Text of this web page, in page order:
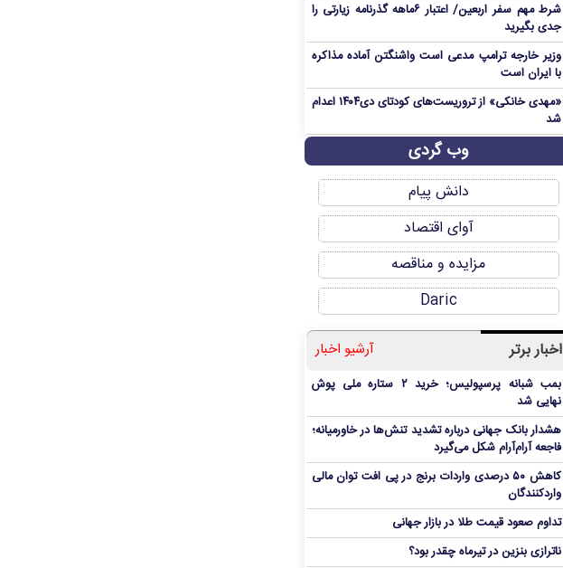
شرط مهم سفر اربعین/ اعتبار ۶ماهه گذرنامه زیارتی را
جدی بگیرید
وزیر خارجه ترامپ مدعی است واشنگتن آماده مذاکره
با ایران است
«مهدی خانکی» از تروریست‌های کودتای دی۱۴۰۴ اعدام
شد
وب گردی
دانش پیام
آوای اقتصاد
مزایده و مناقصه
Daric
اخبار برتر آرشیو اخبار
بمب شبانه پرسپولیس؛ خرید ۲ ستاره ملی پوش
نهایی شد
هشدار بانک جهانی درباره تشدید تنش‌ها در خاورمیانه؛
فاجعه آرام‌آرام شکل می‌گیرد
کاهش ۵۰ درصدی واردات برنج در پی افت توان مالی
واردکنندگان
تداوم صعود قیمت طلا در بازار جهانی
ناترازی بنزین در تیرماه چقدر بود؟